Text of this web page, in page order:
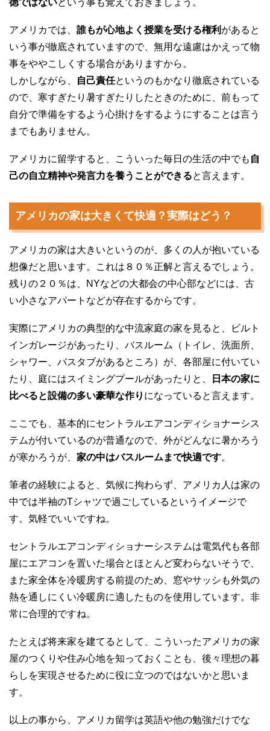
徳ではないという事も覚えておきましょう。
アメリカでは、 誰もが心地よく授業を受ける権利 があると
いう事が徹底されていますので、無用な遠慮はかえって物
事をややこしくする場合がありますから。
しかしながら、
自己責任というのもかなり徹底されている
ので、寒すぎたり暑すぎたりしたときのために、前もって
自分で準備をするよう心掛けをするようにすることは言う
までもありません。
アメリカに留学すると、こういった毎日の生活の中でも 自
己の自立精神や発言力を養うことができると言えます。
アメリカの家は大きくて快適？実際はどう？
アメリカの家は大きいというのが、多くの人が抱いている
想像だと思います。これは８０％正解と言えるでしょう。
残りの２０％は、NYなどの大都会の中心部などには、古
い小さなアパートなどが存在するからです。
実際にアメリカの典型的な中流家庭の家を見ると、ビルト
インガレージがあったり、バスルーム（トイレ、洗面所、
シャワー、バスタブがあるところ）が、各部屋に付いてい
たり、庭にはスイミングプールがあったりと、
日本の家に
比べると設備の多い豪華な作り になっていると言えます。
ここでも、基本的にセントラルエアコンディショナーシス
テムが付いているのが普通なので、外がどんなに暑かろう
が寒かろうが、 家の中はバスルームまで快適です。
筆者の経験によると、気候に拘わらず、アメリカ人は家の
中では半袖のTシャツで過ごしているというイメージで
す。気軽でいいですね。
セントラルエアコンディショナーシステムは電気代も各部
屋にエアコンを置いた場合とほとんど変わらないそうで、
また家全体を冷暖房する前提のため、窓やサッシも外気の
熱を通しにくい冷暖房に適したものを使用しています。非
常に合理的ですね。
たとえば将来家を建てるとして、こういったアメリカの家
屋のつくりや住み心地を知っておくことも、後々理想の暮
らしを実現させるために役に立つのではないかと思いま
す。
以上の事から、アメリカ留学は英語や他の勉強だけでな